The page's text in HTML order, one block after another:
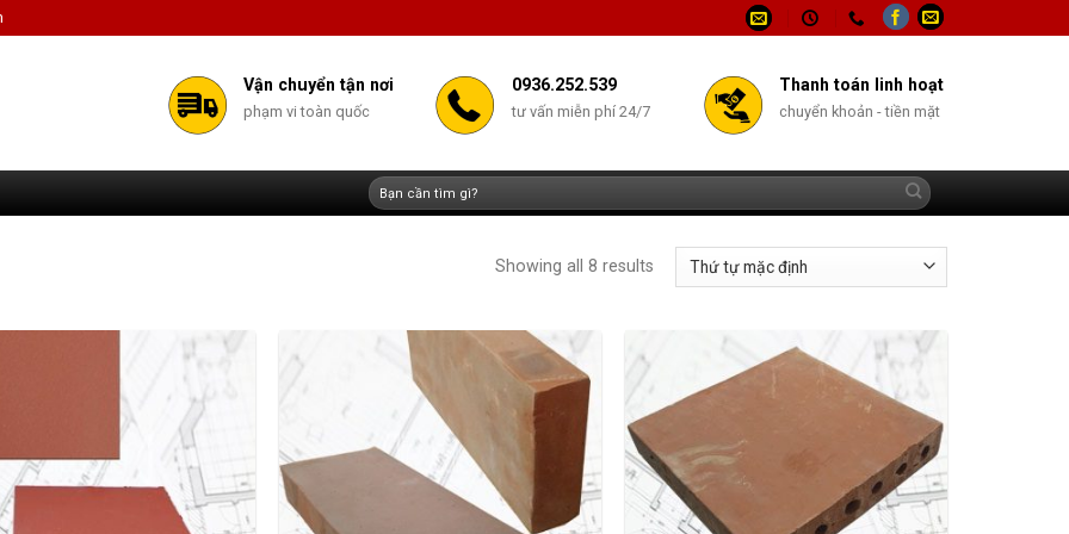
Vận chuyển tận nơi
phạm vi toàn quốc
0936.252.539
tư vấn miễn phí 24/7
Thanh toán linh hoạt
chuyển khoản - tiền mặt
Tìm
kiếm:
Showing all 8 results